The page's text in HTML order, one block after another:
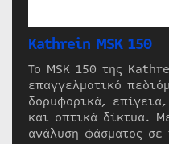
Kathrein MSK 150
Το MSK 150 της
επαγγελματικό
δορυφορικά,
και οπτικά δίκτυα.
ανάλυση φάσματος σε